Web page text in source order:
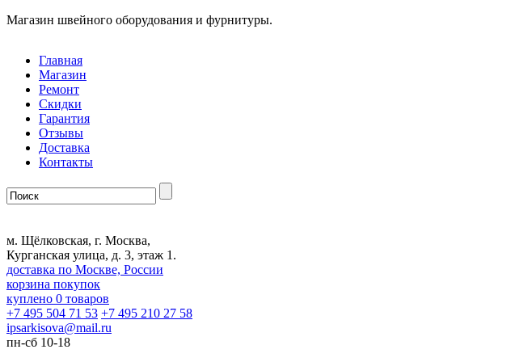
Магазин швейного оборудования и фурнитуры.
Главная
Магазин
Ремонт
Скидки
Гарантия
Отзывы
Доставка
Контакты
м. Щёлковская, г. Москва,
Курганская улица, д. 3, этаж 1.
доставка по Москве, России
корзина покупок
куплено 0 товаров
+7 495 504 71 53 +7 495 210 27 58
ipsarkisova@mail.ru
пн-сб 10-18